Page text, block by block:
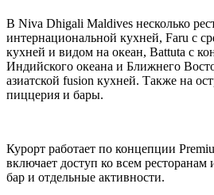
В Niva Dhigali Maldives несколько
интернациональной кухней, Faru с
кухней и видом на океан, Battuta с
Индийского океана и Ближнего
азиатской fusion кухней. Также на
пиццерия и бары.
Курорт работает по концепции
включает доступ ко всем
бар и отдельные активности.